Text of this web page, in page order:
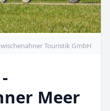
Touristik GmbH
Meer